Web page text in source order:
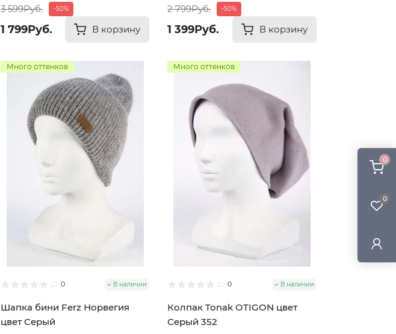
0
0
3 599Руб. -50%
1 799Руб. В корзину
2 799Руб. -50%
1 399Руб. В корзину
Много оттенков
0 В наличии
Шапка бини Ferz Норвегия
цвет Серый
Много оттенков
0 В наличии
Колпак Tonak OTIGON цвет
Серый 352